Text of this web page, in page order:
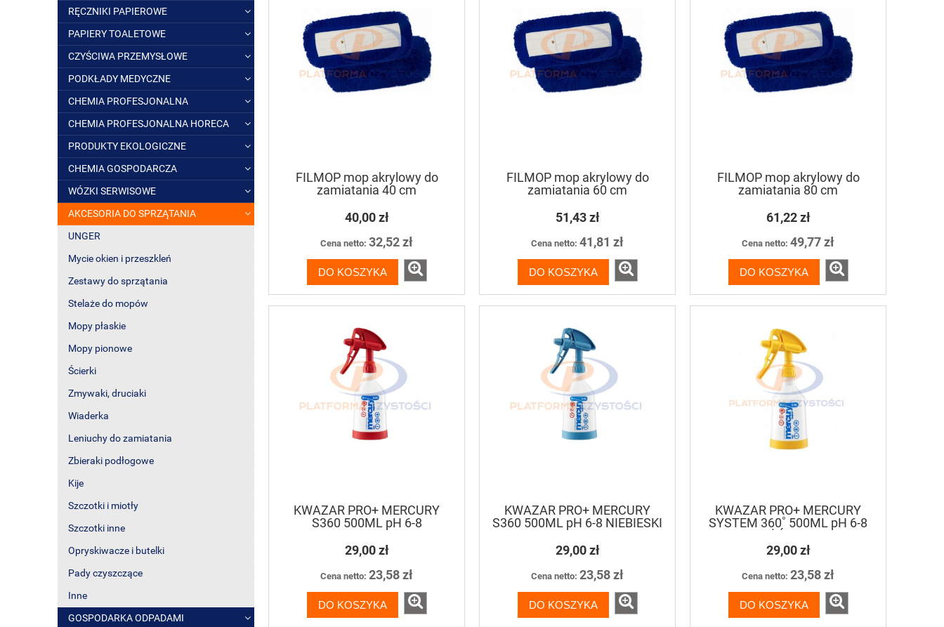
RĘCZNIKI PAPIEROWE
PAPIERY TOALETOWE
CZYŚCIWA PRZEMYSŁOWE
PODKŁADY MEDYCZNE
CHEMIA PROFESJONALNA
CHEMIA PROFESJONALNA HORECA
PRODUKTY EKOLOGICZNE
CHEMIA GOSPODARCZA
WÓZKI SERWISOWE
AKCESORIA DO SPRZĄTANIA
UNGER
Mycie okien i przeszkleń
Zestawy do sprzątania
Stelaże do mopów
Mopy płaskie
Mopy pionowe
Ścierki
Zmywaki, druciaki
Wiaderka
Leniuchy do zamiatania
Zbieraki podłogowe
Kije
Szczotki i miotły
Szczotki inne
Opryskiwacze i butelki
Pady czyszczące
Inne
GOSPODARKA ODPADAMI
FILMOP mop akrylowy do
zamiatania 40 cm
40,00 zł
Cena netto: 32,52 zł
DO KOSZYKA
FILMOP mop akrylowy do
zamiatania 60 cm
51,43 zł
Cena netto: 41,81 zł
DO KOSZYKA
FILMOP mop akrylowy do
zamiatania 80 cm
61,22 zł
Cena netto: 49,77 zł
DO KOSZYKA
KWAZAR PRO+ MERCURY
S360 500ML pH 6-8
CZERWONY
29,00 zł
Cena netto: 23,58 zł
DO KOSZYKA
KWAZAR PRO+ MERCURY
S360 500ML pH 6-8 NIEBIESKI
29,00 zł
Cena netto: 23,58 zł
DO KOSZYKA
KWAZAR PRO+ MERCURY
SYSTEM 360˚ 500ML pH 6-8
ŻÓŁTY
29,00 zł
Cena netto: 23,58 zł
DO KOSZYKA